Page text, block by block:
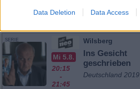
Data Deletion Data Access
SERIE
Mi 5.8.
20:15
-
21:45
Wilsberg
Ins Gesicht
geschrieben
Deutschland 2019